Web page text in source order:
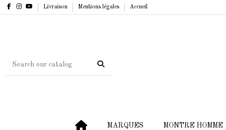
Livraison Mentions légales Accueil
MARQUES MONTRE HOMME